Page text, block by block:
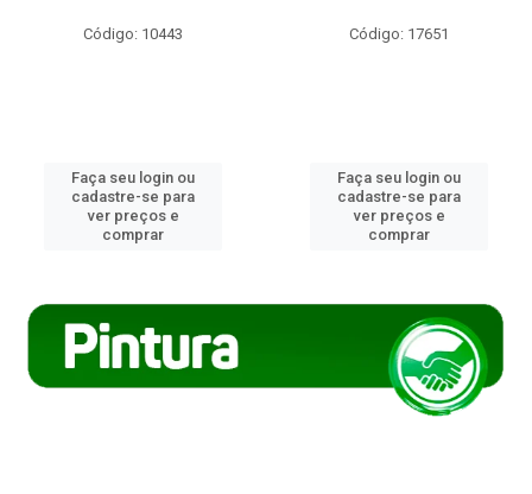
Código: 10443
Faça seu login ou
cadastre-se para
ver preços e
comprar
Código: 17651
Faça seu login ou
cadastre-se para
ver preços e
comprar